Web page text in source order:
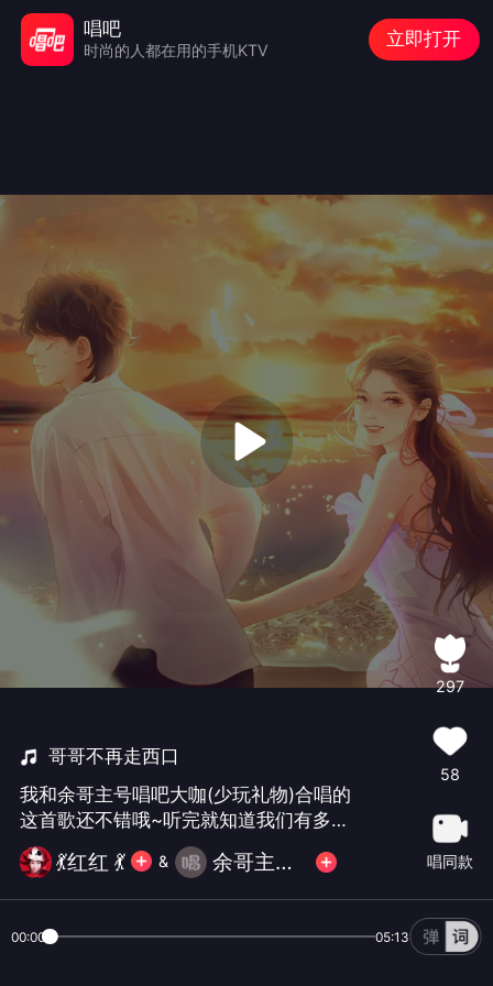
哥哥不再走西口
我和余哥主号唱吧大咖(少玩礼物)合唱的
这首歌还不错哦~听完就知道我们有多默
契！
💃红红 💃 & 余哥主号(忙不互动请谅解)
297
58
唱同款
00:00 05:13
唱吧
时尚的人都在用的手机KTV
立即打开